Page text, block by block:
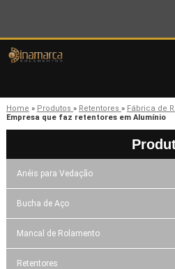
Home » Produtos » Retentores » Fábrica de
Empresa que faz retentores em Alumínio
Anéis para Vedação
Bucha de Aço
Mancal de Rolamento
Retentores